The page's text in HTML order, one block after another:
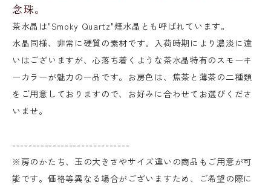
念珠。
茶水晶は"Smoky Quartz"煙水晶とも呼ばれています。
水晶同様、非常に硬質の素材です。入荷時期により濃淡に違
いはございますが、心落ち着くような茶水晶特有のスモーキ
ーカラーが魅力の一品です。お房色は、焦茶と薄茶の二種類
をご用意しておりますので、お好みに合わせてお選びくださ
いませ。
-----------------------------
※房のかたち、玉の大きさやサイズ違いの商品もご用意が可
能です。価格等異なる場合がございますため、ご希望の際に